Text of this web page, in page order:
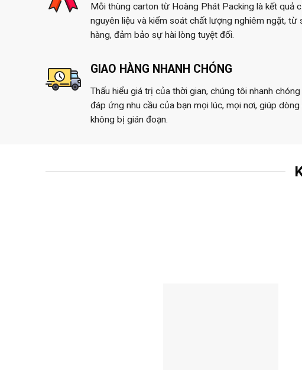
Mỗi thùng carton từ Hoàng Phát Packing là kết quả
nguyên liệu và kiểm soát chất lượng nghiêm ngặt, từ
hàng, đảm bảo sự hài lòng tuyệt đối.
GIAO HÀNG NHANH CHÓNG
Thấu hiểu giá trị của thời gian, chúng tôi nhanh
đáp ứng nhu cầu của bạn mọi lúc, mọi nơi, giúp dòng
không bị gián đoạn.